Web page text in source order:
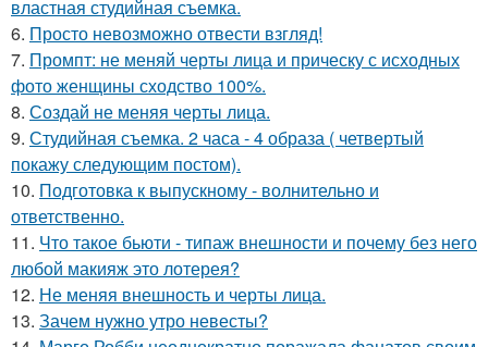
властная студийная съемка.
6. Просто невозможно отвести взгляд!
7. Промпт: не меняй черты лица и прическу с исходных
фото женщины сходство 100%.
8. Создай не меняя черты лица.
9. Студийная съемка. 2 часа - 4 образа ( четвертый
покажу следующим постом).
10. Подготовка к выпускному - волнительно и
ответственно.
11. Что такое бьюти - типаж внешности и почему без него
любой макияж это лотерея?
12. Не меняя внешность и черты лица.
13. Зачем нужно утро невесты?